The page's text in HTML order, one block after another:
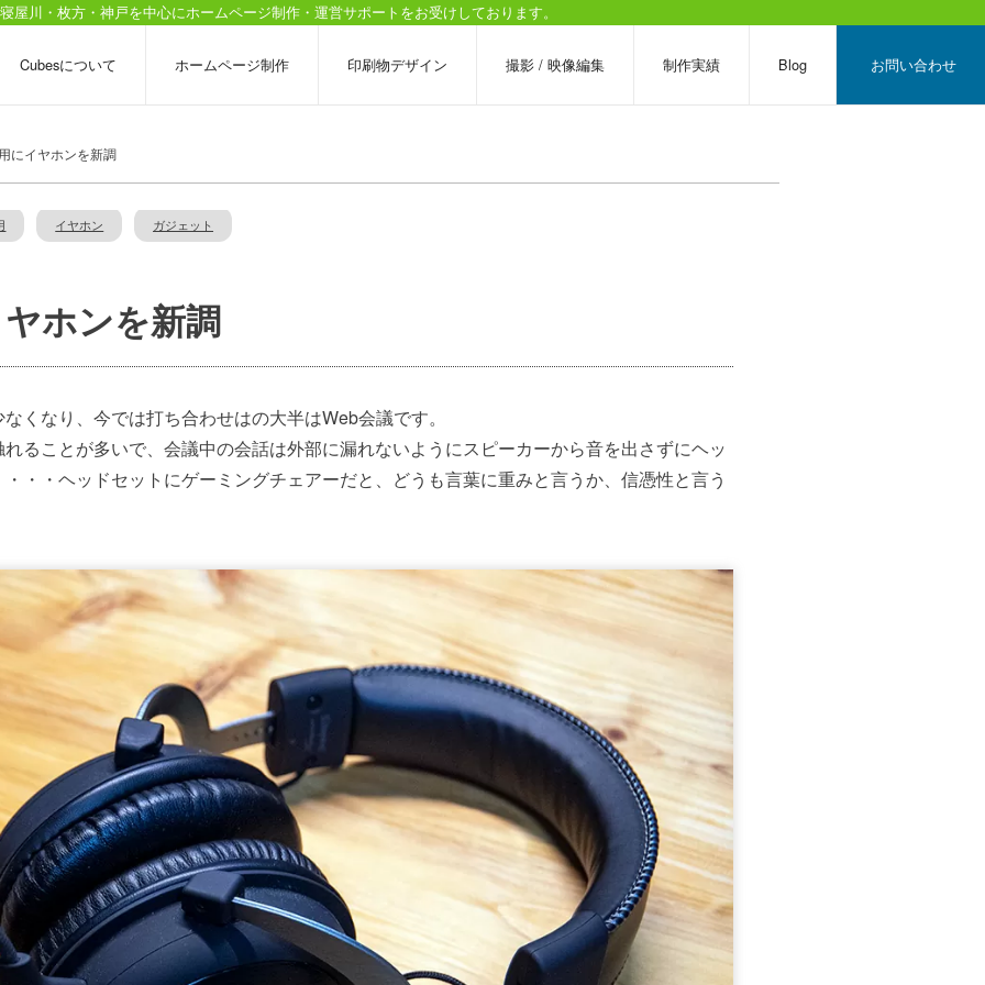
屋川・枚方・神戸を中心にホームページ制作・運営サポートをお受けしております。
Cubesについて ホームページ制作 印刷物デザイン 撮影 / 映像編集 制作実績 Blog お問い合わせ
にイヤホンを新調
イヤホン ガジェット
ホンを新調
くなり、今では打ち合わせはの大半はWeb会議です。
ることが多いで、会議中の会話は外部に漏れないようにスピーカーから音を出さずにヘッ
・・ヘッドセットにゲーミングチェアーだと、どうも言葉に重みと言うか、信憑性と言う